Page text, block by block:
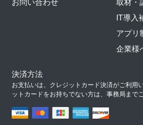
お問い合わせ
取材・
IT導入
アプリ
企業様
決済方法
お支払いは、クレジットカード決済がご利用
ットカードをお持ちでない方は、事務局まで